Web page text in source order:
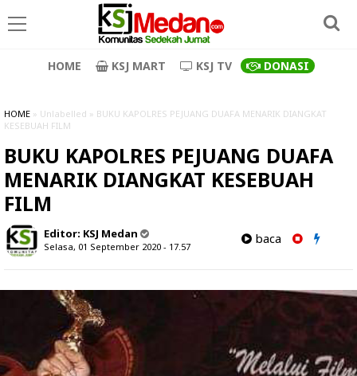
HOME KSJ MART KSJ TV DONASI
HOME » Unlabelled » BUKU KAPOLRES PEJUANG DUAFA MENARIK DIANGKAT
KESEBUAH FILM
BUKU KAPOLRES PEJUANG DUAFA
MENARIK DIANGKAT KESEBUAH
FILM
Editor: KSJ Medan
Selasa, 01 September 2020 - 17.57
baca